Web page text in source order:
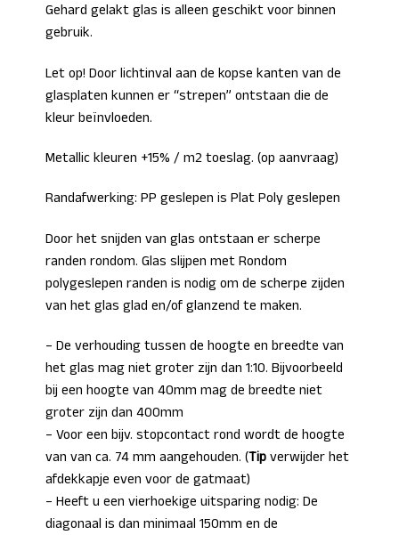
Gehard gelakt glas is alleen geschikt voor binnen
gebruik.
Let op! Door lichtinval aan de kopse kanten van de
glasplaten kunnen er “strepen” ontstaan die de
kleur beïnvloeden.
Metallic kleuren +15% / m2 toeslag. (op aanvraag)
Randafwerking: PP geslepen is Plat Poly geslepen
Door het snijden van glas ontstaan er scherpe
randen rondom. Glas slijpen met Rondom
polygeslepen randen is nodig om de scherpe zijden
van het glas glad en/of glanzend te maken.
– De verhouding tussen de hoogte en breedte van
het glas mag niet groter zijn dan 1:10. Bijvoorbeeld
bij een hoogte van 40mm mag de breedte niet
groter zijn dan 400mm
– Voor een bijv. stopcontact rond wordt de hoogte
van van ca. 74 mm aangehouden. (Tipverwijder het
afdekkapje even voor de gatmaat)
– Heeft u een vierhoekige uitsparing nodig: De
diagonaal is dan minimaal 150mm en de